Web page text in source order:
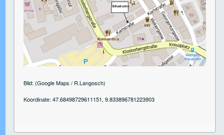
Open tab vvja-pane-38581164-1-pane
Open tab vvja-pane-38581164-2-pane
Open tab vvja-pane-38581164-3-pane
Bild: (Google Maps / R.Langosch)
Koordinate: 47.68498729611151, 9.833896781223903